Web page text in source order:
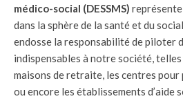
médico-social (DESSMS)
dans la sphère de la santé et du
endosse la responsabilité de piloter
indispensables à notre société,
maisons de retraite, les centres pour
ou encore les établissements d’aide